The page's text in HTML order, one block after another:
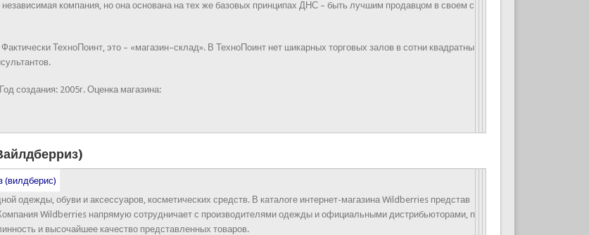
независимая компания, но она основана на тех же базовых принципах ДНС – быть лучшим продавцом в своем с
ТехноПоинт, это – «магазин–склад». В ТехноПоинт нет шикарных торговых залов в сотни квадратны
Год создания: 2005г. Оценка магазина:
одежды, обуви и аксессуаров, косметических средств. В каталоге интернет-магазина Wildberries представ
Wildberries напрямую сотрудничает с производителями одежды и официальными дистрибьюторами, п
и высочайшее качество представленных товаров.